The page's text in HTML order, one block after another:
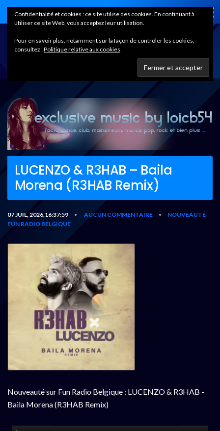
Home
LUCENZO & R3HAB – Baila
Morena (R3HAB Remix)
07 JUIL, 2026,16:37:59 • AUCUN COMMENTAIRE •
NOUVEAUTÉ
FUN RADIO BELGIQUE
Nouveauté sur Fun Radio Belgique : LUCENZO & R3HAB -
Baila Morena (R3HAB Remix)
Confidentialité et cookies : ce site utilise des cookies. En continuant à
utiliser ce site Web, vous acceptez leur utilisation.
Pour en savoir plus, notamment sur la façon de contrôler les cookies,
consultez :Politique relative aux cookies